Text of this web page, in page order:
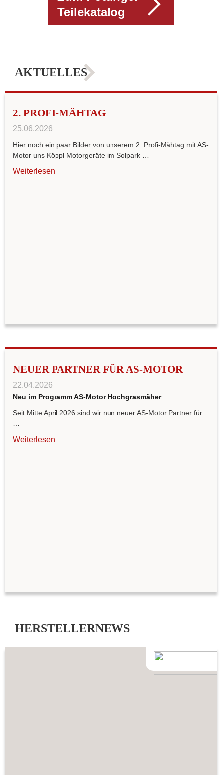
Teilekatalog
AKTUELLES
25.06.2026
2. PROFI-MÄHTAG
Hier noch ein paar Bilder von unserem 2. Profi-Mähtag mit AS-
Motor uns Köppl Motorgeräte im Solpark …
Weiterlesen
22.04.2026
NEUER PARTNER FÜR AS-MOTOR
Neu im Programm AS-Motor Hochgrasmäher
Seit Mitte April 2026 sind wir nun neuer AS-Motor Partner für
…
Weiterlesen
HERSTELLERNEWS